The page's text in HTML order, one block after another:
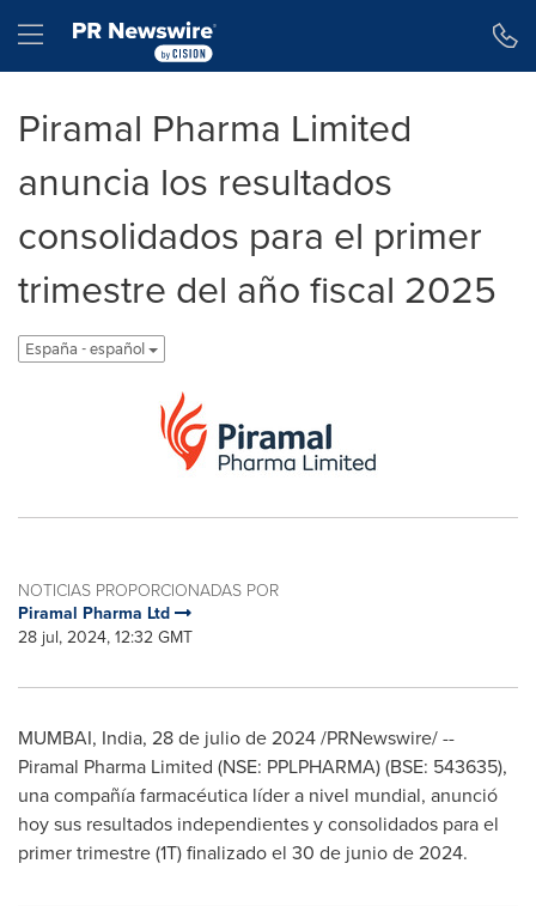
Hamburger menu
Piramal Pharma Limited
anuncia los resultados
consolidados para el primer
trimestre del año fiscal 2025
España - español
NOTICIAS PROPORCIONADAS POR
Piramal Pharma Ltd
28 jul, 2024, 12:32 GMT
MUMBAI, India, 28 de julio de 2024/PRNewswire/ --
Piramal Pharma Limited (NSE: PPLPHARMA) (BSE: 543635),
una compañía farmacéutica líder a nivel mundial, anunció
hoy sus resultados independientes y consolidados para el
primer trimestre (1T) finalizado el 30 de junio de 2024.